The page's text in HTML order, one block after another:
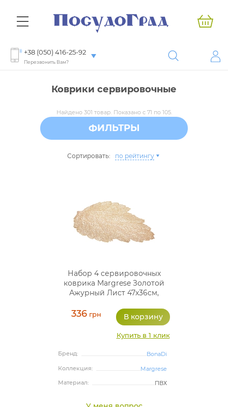
+38 (050) 416-25-92
Перезвонить Вам?
Коврики сервировочные
Найдено 301 товар. Показано с 71 по 105.
ФИЛЬТРЫ
Сортировать: по рейтингу
Набор 4 сервировочных
коврика Margrese Золотой
Ажурный Лист 47х36см,
336грн
Купить в 1 клик
Бренд:
BonaDi
Коллекция:
Margrese
Материал:
ПВХ